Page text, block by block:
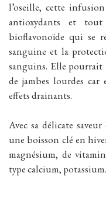
l’oseille, cette
antioxydants et
bioflavonoïde qui se
sanguine et la
sanguins. Elle pourrait
de jambes lourdes car
effets drainants.
Avec sa délicate
une boisson clé en
magnésium, de
type calcium,